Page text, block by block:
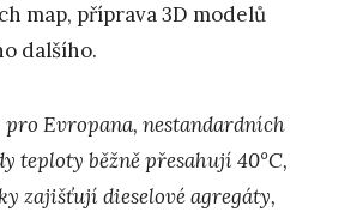
map, příprava 3D modelů
dalšího.
pro Evropana, nestandardních
teploty běžně přesahují 40°C,
zajišťují dieselové agregáty,